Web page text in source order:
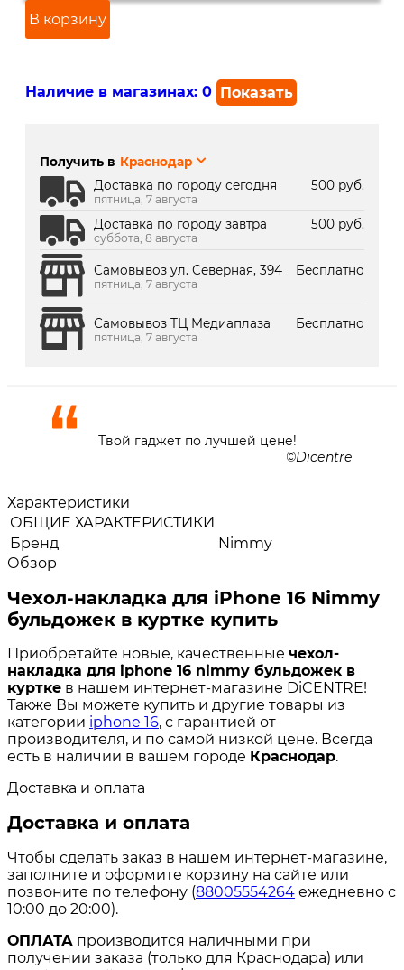
В корзину
Наличие в магазинах: 0 Показать
г. Краснодар, ТК Медиаплаза:
Получить в Краснодар
Доставка по городу сегодня
500 руб.
пятница, 7 августа
Доставка по городу завтра 500 руб.
суббота, 8 августа
Самовывоз ул. Северная, 394 Бесплатно
пятница, 7 августа
Самовывоз ТЦ Медиаплаза Бесплатно
пятница, 7 августа
Твой гаджет по лучшей цене!
Dicentre
Характеристики
ОБЩИЕ ХАРАКТЕРИСТИКИ
Бренд
Nimmy
Обзор
Чехол-накладка для iPhone 16 Nimmy
бульдожек в куртке купить
Приобретайте новые, качественные чехол-
накладка для iphone 16 nimmy бульдожек в
куртке в нашем интернет-магазине DiCENTRE!
Также Вы можете купить и другие товары из
категории iphone 16, с гарантией от
производителя, и по самой низкой цене. Всегда
есть в наличии в вашем городе Краснодар.
Доставка и оплата
Доставка и оплата
Чтобы сделать заказ в нашем интернет-магазине,
заполните и оформите корзину на сайте или
позвоните по телефону (88005554264 ежедневно с
10:00 до 20:00).
ОПЛАТА производится наличными при
получении заказа (только для Краснодара) или